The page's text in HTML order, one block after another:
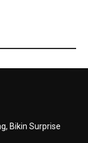
Bikin Surprise